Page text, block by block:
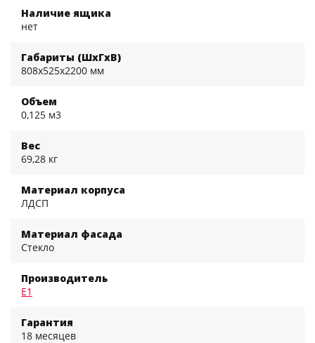
Наличие ящика
нет
Габариты (ШхГхВ)
808x525x2200 мм
Объем
0,125 м3
Вес
69,28 кг
Материал корпуса
ЛДСП
Материал фасада
Стекло
Производитель
Е1
Гарантия
18 месяцев